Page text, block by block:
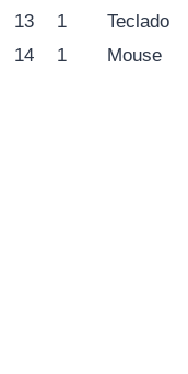
13
1 Teclado
14
1 Mouse